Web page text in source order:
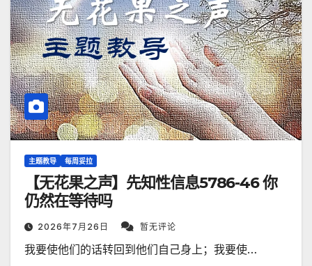
主题教导 每周妥拉
【无花果之声】先知性信息5786-46 你
仍然在等待吗
2026年7月26日 暂无评论
我要使他们的话转回到他们自己身上；我要使…